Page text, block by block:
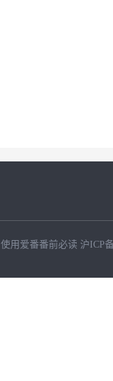
使用爱番番前必读 沪ICP